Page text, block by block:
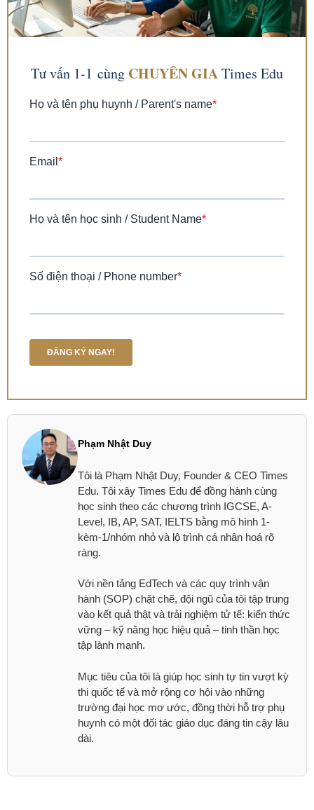
Phạm Nhật Duy
Tôi là Phạm Nhật Duy, Founder & CEO Times
Edu. Tôi xây Times Edu để đồng hành cùng
học sinh theo các chương trình IGCSE, A-
Level, IB, AP, SAT, IELTS bằng mô hình 1-
kèm-1/nhóm nhỏ và lộ trình cá nhân hoá rõ
ràng.
Với nền tảng EdTech và các quy trình vận
hành (SOP) chặt chẽ, đội ngũ của tôi tập trung
vào kết quả thật và trải nghiệm tử tế: kiến thức
vững – kỹ năng học hiệu quả – tinh thần học
tập lành mạnh.
Mục tiêu của tôi là giúp học sinh tự tin vượt kỳ
thi quốc tế và mở rộng cơ hội vào những
trường đại học mơ ước, đồng thời hỗ trợ phụ
huynh có một đối tác giáo dục đáng tin cậy lâu
dài.